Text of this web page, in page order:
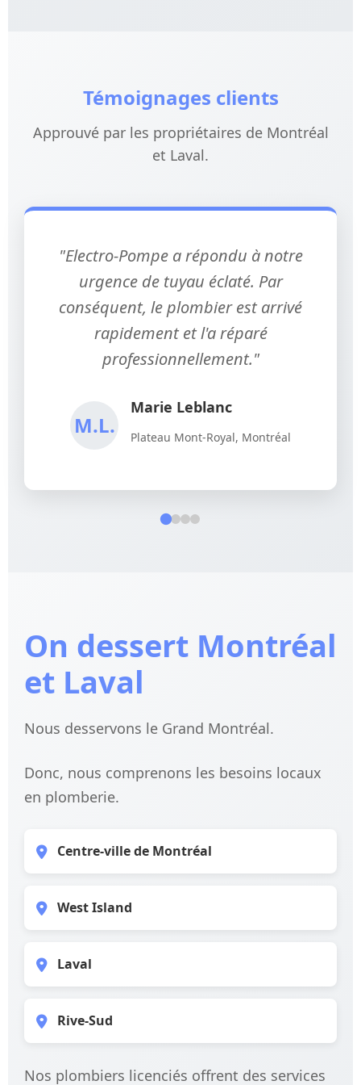
Témoignages clients
Approuvé par les propriétaires de Montréal
et Laval.
"Electro-Pompe a répondu à notre
urgence de tuyau éclaté. Par
conséquent, le plombier est arrivé
rapidement et l'a réparé
professionnellement."
M.L.
Marie Leblanc
Plateau Mont-Royal, Montréal
On dessert Montréal
et Laval
Nous desservons le Grand Montréal.
Donc, nous comprenons les besoins locaux
en plomberie.
Centre-ville de Montréal
West Island
Laval
Rive-Sud
Nos plombiers licenciés offrent des services